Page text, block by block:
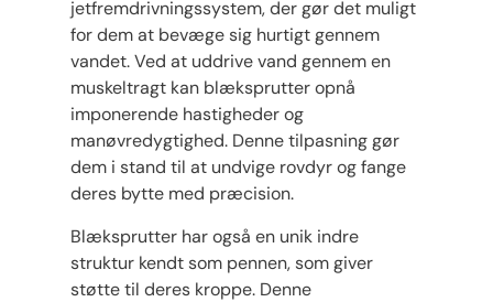
jetfremdrivningssystem, der gør det muligt
for dem at bevæge sig hurtigt gennem
vandet. Ved at uddrive vand gennem en
muskeltragt kan blæksprutter opnå
imponerende hastigheder og
manøvredygtighed. Denne tilpasning gør
dem i stand til at undvige rovdyr og fange
deres bytte med præcision.
Blæksprutter har også en unik indre
struktur kendt som pennen, som giver
støtte til deres kroppe. Denne